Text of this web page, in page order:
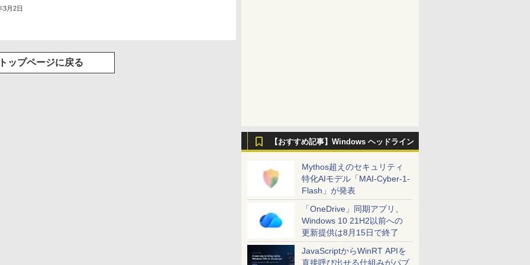
【おすすめ記事】Windows ヘッドライン
Mythos超えのセキュリティ
特化AIモデル「MAI-Cyber-1-
Flash」が発表
「OneDrive」同期アプリ、
Windows 10 21H2以前への
更新提供は8月15日で終了
JavaScriptからWinRT APIを
直接呼び出せる仕組みがパブ
3月2日
ップページに戻る